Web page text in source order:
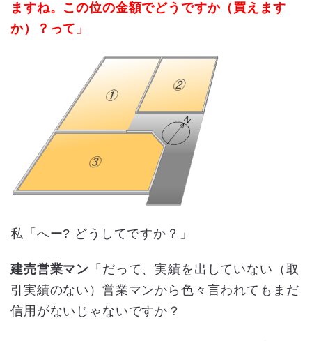
ますね。 この位の金額でどうですか（買えます
か）？って 」
私「へー? どうしてですか？」
建売営業マン 「だって、実績を出していない（取
引実績のない）営業マンから色々言われてもまだ
信用がないじゃないですか？